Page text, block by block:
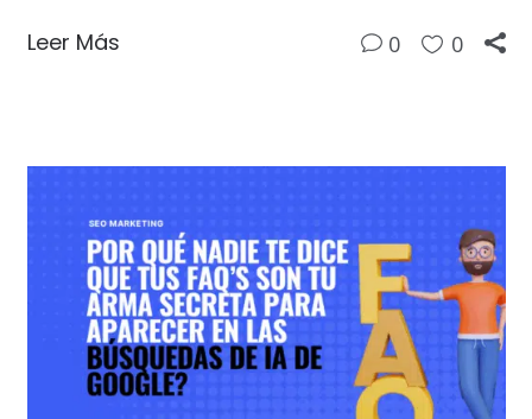
Leer Más 0 0